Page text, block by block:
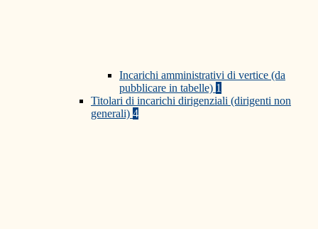
Incarichi amministrativi di vertice (da
pubblicare in tabelle) 1
Titolari di incarichi dirigenziali (dirigenti non
generali) 4